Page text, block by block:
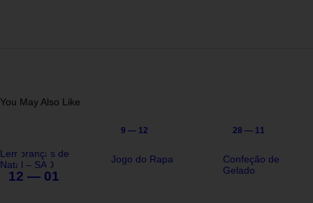
You May Also Like
12 — 01
Lembranças de
Natal – SAD
9 — 12
Jogo do Rapa
28 — 11
Confeção de
Gelado